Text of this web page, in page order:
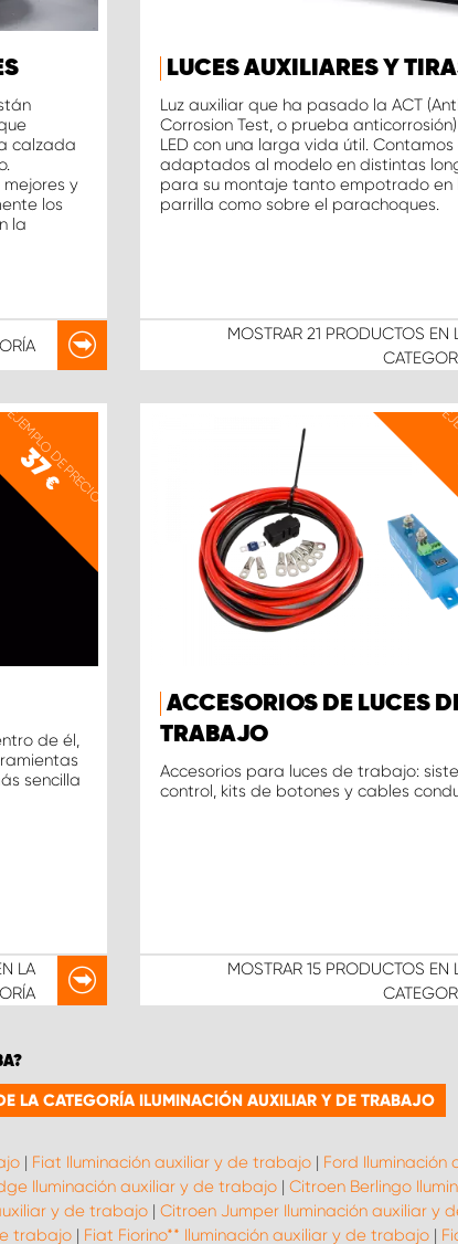
calzada
y
los
la
LUCES AUXILIARES Y
Luz auxiliar que ha pasado la ACT (Anti
Corrosion Test, o prueba
LED con una larga vida útil. Contamos
adaptados al modelo en distintas
para su montaje tanto empotrado en
parrilla como sobre el parachoques.
MOSTRAR 21 PRODUCTOS EN
EJEMPLO DE PRECIO
37
€
de él,
sencilla
LA
ACCESORIOS DE LUCES
TRABAJO
Accesorios para luces de trabajo:
control, kits de botones y cables
MOSTRAR 15 PRODUCTOS EN
LA CATEGORÍA ILUMINACIÓN AUXILIAR Y DE TRABAJO
| Fiat Iluminación auxiliar y de trabajo| Ford
Iluminación auxiliar y de trabajo | Citroen Berlingo
y de trabajo | Citroen Jumper Iluminación auxiliar y
trabajo | Fiat Fiorino** Iluminación auxiliar y de trabajo |